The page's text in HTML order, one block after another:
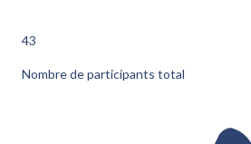
43
Nombre de participants total